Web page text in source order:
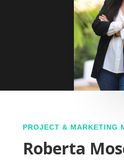
PROJECT & MARKETING
Roberta